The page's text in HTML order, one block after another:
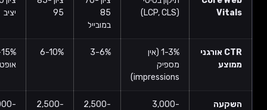
(LCP, CLS)
85
95
יציב
CTR אורגני
impressions)
3-6%
6-10%
10-15% (עם
אופטימיזציה)
3,000-
2,500-
2,000-